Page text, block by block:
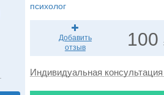
психолог
Добавить
отзыв
100
Индивидуальная консультация